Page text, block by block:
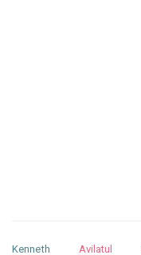
Kenneth Avilatul